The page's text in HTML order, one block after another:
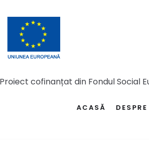
Proiect cofinanțat din Fondul Social
ACASĂ DESPRE